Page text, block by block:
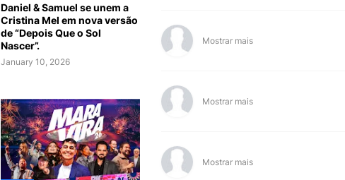
Daniel & Samuel se unem a
Cristina Mel em nova versão
de “Depois Que o Sol
Nascer”.
January 10, 2026
Mostrar mais
Mostrar mais
Mostrar mais